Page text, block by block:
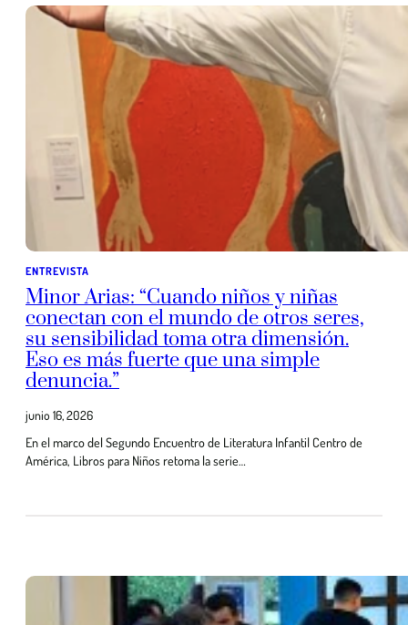
ENTREVISTA
Minor Arias: “Cuando niños y niñas
conectan con el mundo de otros seres,
su sensibilidad toma otra dimensión.
Eso es más fuerte que una simple
denuncia.”
junio 16, 2026
En el marco del Segundo Encuentro de Literatura Infantil Centro de
América, Libros para Niños retoma la serie…